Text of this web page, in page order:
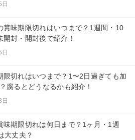
賞味期限切れはいつまで？1週間・10
開封・開封後で紹介！
限切れはいつまで？1〜2日過ぎても加
腐るとどうなるかも紹介！
味期限切れは何日まで？1ヶ月・1週
大丈夫？